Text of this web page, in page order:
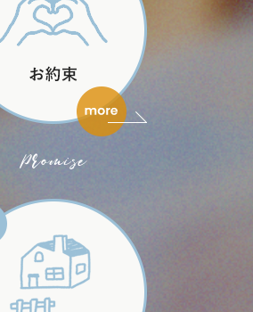
Promise